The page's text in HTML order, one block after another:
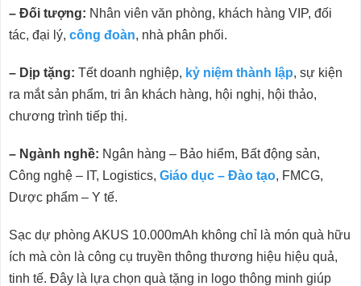
– Đối tượng: Nhân viên văn phòng, khách hàng VIP, đối
tác, đại lý, công đoàn, nhà phân phối.
– Dịp tặng: Tết doanh nghiệp, kỷ niệm thành lập, sự kiện
ra mắt sản phẩm, tri ân khách hàng, hội nghị, hội thảo,
chương trình tiếp thị.
– Ngành nghề: Ngân hàng – Bảo hiểm, Bất động sản,
Công nghệ – IT, Logistics, Giáo dục – Đào tạo, FMCG,
Dược phẩm – Y tế.
Sạc dự phòng AKUS 10.000mAh không chỉ là món quà hữu
ích mà còn là công cụ truyền thông thương hiệu hiệu quả,
tinh tế. Đây là lựa chọn quà tặng in logo thông minh giúp